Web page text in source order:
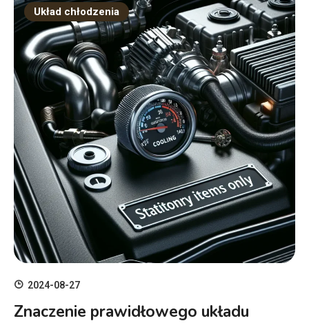
Układ chłodzenia
2024-08-27
Znaczenie prawidłowego układu